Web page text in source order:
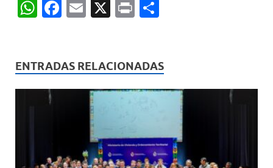
W
s
A
F
b
o
E
X
P
p
ar
ENTRADAS RELACIONADAS